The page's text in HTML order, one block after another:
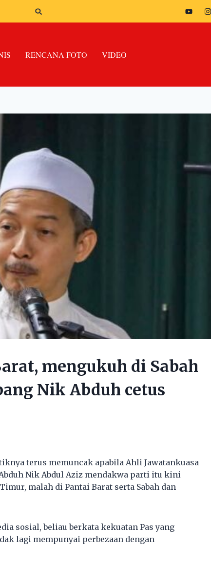
RENCANA FOTO VIDEO
mengukuh di Sabah
Nik Abduh cetus
terus memuncak apabila Ahli Jawatankuasa
Nik Abdul Aziz mendakwa parti itu kini
malah di Pantai Barat serta Sabah dan
sosial, beliau berkata kekuatan Pas yang
lagi mempunyai perbezaan dengan